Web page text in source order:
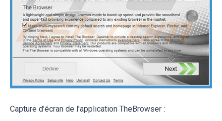
Capture d’écran de l’application TheBrowser :